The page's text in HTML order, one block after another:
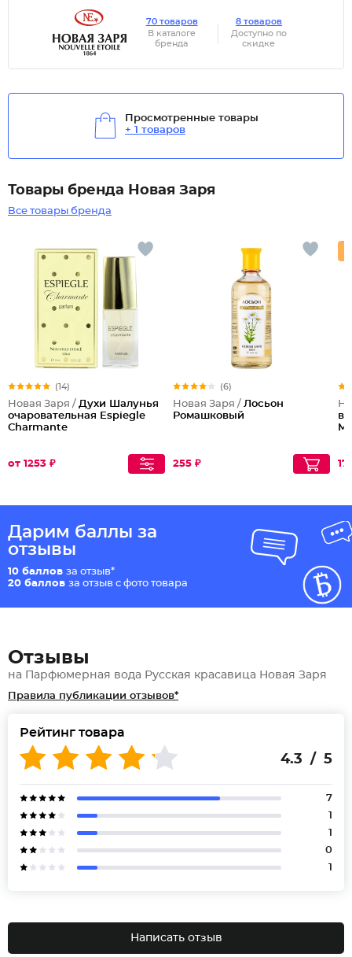
70 товаров
В каталоге
бренда
8 товаров
Доступно по
скидке
Просмотренные товары
+ 1 товаров
Товары бренда Новая Заря
Все товары бренда
(14)
Новая Заря / Духи Шалунья
очаровательная Espiegle
Charmante
от 1253 ₽
(6)
Новая Заря / Лосьон
Ромашковый
255 ₽
Дарим баллы за
отзывы
10 баллов за отзыв*
20 баллов за отзыв с фото товара
Отзывы
на Парфюмерная вода Русская красавица Новая Заря
Правила публикации отзывов*
Рейтинг товара
4.3 / 5
7
1
1
0
1
Написать отзыв